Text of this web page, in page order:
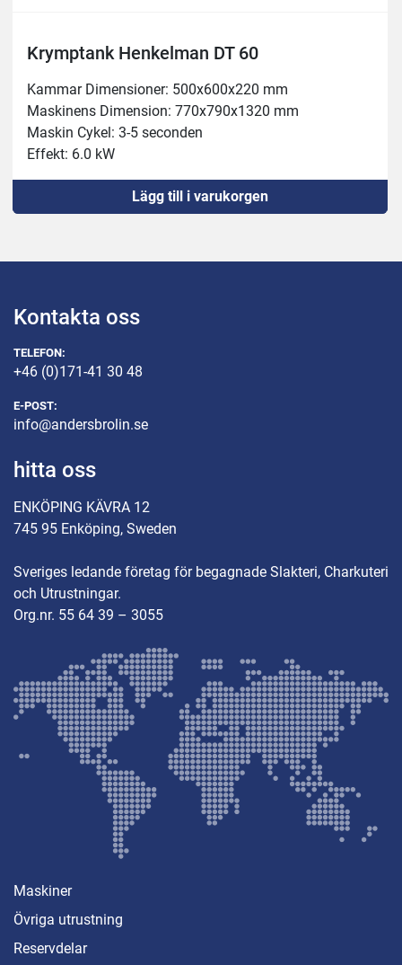
Krymptank Henkelman DT 60
Kammar Dimensioner: 500x600x220 mm
Maskinens Dimension: 770x790x1320 mm
Maskin Cykel: 3-5 seconden
Effekt: 6.0 kW
Lägg till i varukorgen
Kontakta oss
TELEFON:
+46 (0)171-41 30 48
E-POST:
info@andersbrolin.se
hitta oss
ENKÖPING KÄVRA 12
745 95 Enköping, Sweden
Sveriges ledande företag för begagnade Slakteri, Charkuteri
och Utrustningar.
Org.nr. 55 64 39 – 3055
Maskiner
Övriga utrustning
Reservdelar